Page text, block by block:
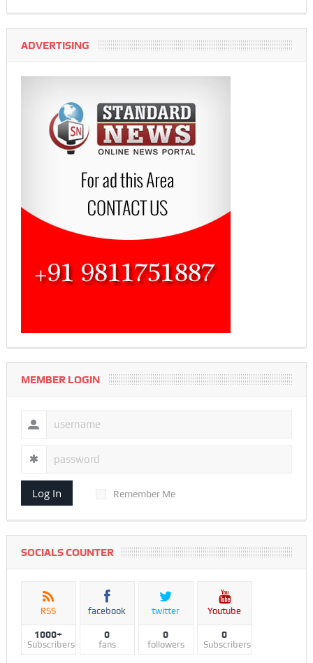
ADVERTISING
MEMBER LOGIN
Log In Remember Me
SOCIALS COUNTER
RSS
1000+
Subscribers
facebook
0
fans
twitter
0
followers
Youtube
0
Subscribers